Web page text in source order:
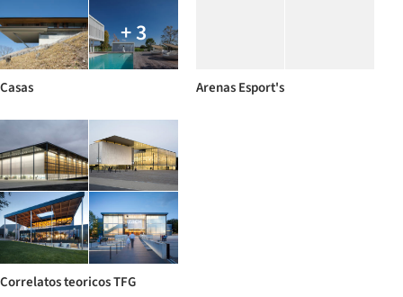
+ 3
Casas Arenas Esport's
Correlatos teoricos TFG